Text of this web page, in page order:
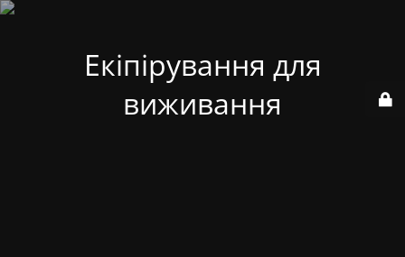
Екіпірування для
виживання